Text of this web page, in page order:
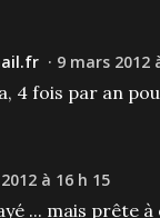
9 mars 2012
4 fois par an
à 16 h 15
... mais prête